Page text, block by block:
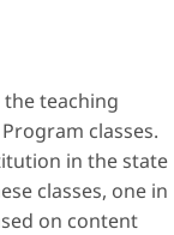
teaching
classes.
in the state
classes, one in
on content